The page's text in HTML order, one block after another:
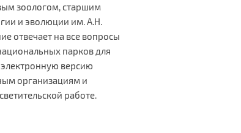
зоологом, старшим
и эволюции им. А.Н.
отвечает на все вопросы
парков для
версию
организациям и
работе.